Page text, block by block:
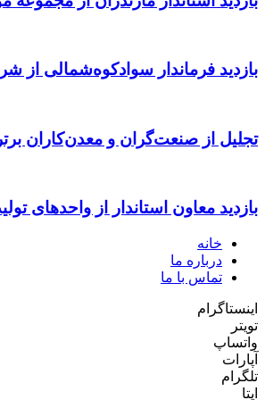
بازدید فرماندار سوادکوه‌شمالی از
تجلیل از صنعت‌گران و معدن‌کاران
بازدید معاون استاندار از واحدهای
خانه
درباره ما
تماس با ما
اینستاگرام
تویتر
واتساپ
آپارات
تلگرام
ایتا